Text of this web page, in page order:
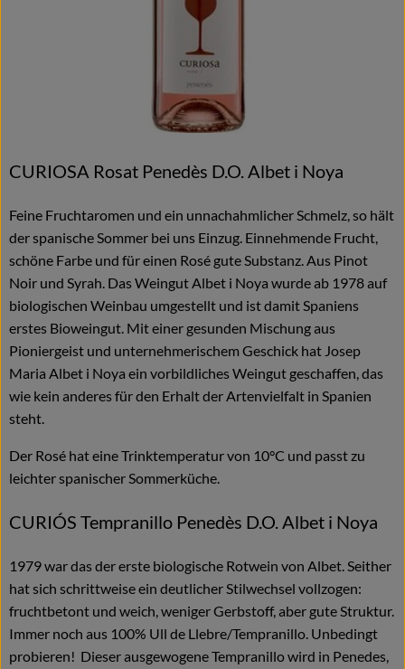
CURIOSA Rosat Penedès D.O. Albet i Noya
Feine Fruchtaromen und ein unnachahmlicher Schmelz, so hält
der spanische Sommer bei uns Einzug. Einnehmende Frucht,
schöne Farbe und für einen Rosé gute Substanz. Aus Pinot
Noir und Syrah. Das Weingut Albet i Noya wurde ab 1978 auf
biologischen Weinbau umgestellt und ist damit Spaniens
erstes Bioweingut. Mit einer gesunden Mischung aus
Pioniergeist und unternehmerischem Geschick hat Josep
Maria Albet i Noya ein vorbildliches Weingut geschaffen, das
wie kein anderes für den Erhalt der Artenvielfalt in Spanien
steht.
Der Rosé hat eine Trinktemperatur von 10°C und passt zu
leichter spanischer Sommerküche.
CURIÓS Tempranillo Penedès D.O. Albet i Noya
1979 war das der erste biologische Rotwein von Albet. Seither
hat sich schrittweise ein deutlicher Stilwechsel vollzogen:
fruchtbetont und weich, weniger Gerbstoff, aber gute Struktur.
Immer noch aus 100% Ull de Llebre/Tempranillo. Unbedingt
probieren! Dieser ausgewogene Tempranillo wird in Penedes,